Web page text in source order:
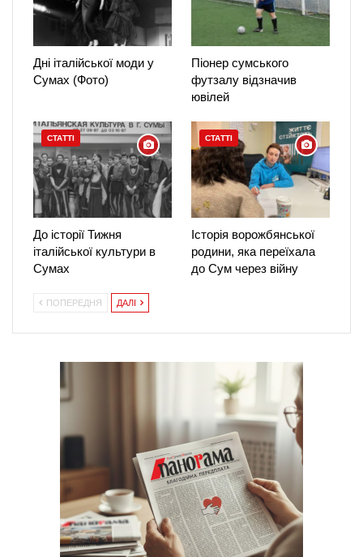
Дні італійської моди у
Сумах (Фото)
Піонер сумського
футзалу відзначив
ювілей
СТАТТІ
До історії Тижня
італійської культури в
Сумах
СТАТТІ
Історія ворожбянської
родини, яка переїхала
до Сум через війну
ПОПЕРЕДНЯ ДАЛІ